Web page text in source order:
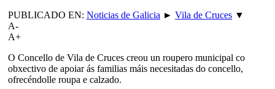
PUBLICADO EN: Noticias de Galicia ► Vila de Cruces ▼
A-
A+
O Concello de Vila de Cruces creou un roupero municipal co
obxectivo de apoiar ás familias máis necesitadas do concello,
ofrecéndolle roupa e calzado.